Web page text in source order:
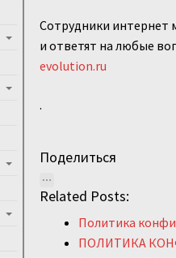
Сотрудники интернет
и ответят на любые
evolution.ru
.
Поделиться
Related Posts:
Политика
ПОЛИТИКА